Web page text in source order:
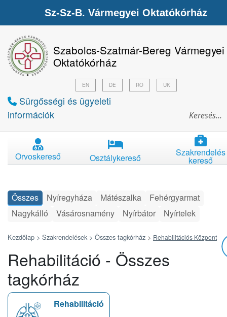
Szabolcs-Szatmár-Bereg Vármegyei
Oktatókórház
Sürgősségi és ügyeleti
információk
EN DE RO UK
Orvoskereső Osztálykereső Szakrendelés
kereső
Összes Nyíregyháza Mátészalka
Fehérgyarmat
Nagykálló
Vásárosnamény Nyírbátor Nyírtelek
Kezdőlap > Szakrendelések > Összes tagkórház > Rehabilitációs Központ
Rehabilitáció - Összes
tagkórház
Rehabilitáció
Sz-Sz-B. Vármegyei Oktatókórház